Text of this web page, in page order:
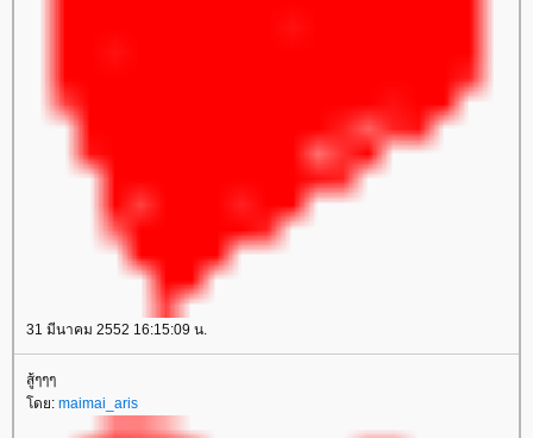
31 มีนาคม 2552 16:15:09 น.
สู้ๆๆๆ
ดย: maimai_aris